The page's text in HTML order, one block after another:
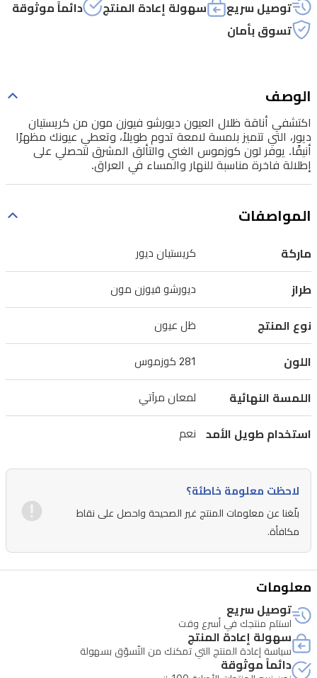
لامعة
تدوم
عيونك
أنيقًا.
يوفر
لون
الغني
المشرق
لتحصلي
على
إطلالة
فاخرة
مناسبة
في
توصيل سريع سهولة إعادة المنتج
دائماً موثوقة
تسوق بأمان
الوصف
اكتشفي أناقة ظلال العيون ديورشو فيوزن مون من كريستيان
ديور، التي تتميز بلمسة لامعة تدوم طويلاً، وتعطي عيونك مظهرًا
أنيقًا. يوفر لون كوزموس الغني والتألق المشرق لتحصلي على
إطلالة فاخرة مناسبة للنهار والمساء في العراق.
المواصفات
ماركة كريستيان ديور
طراز ديورشو فيوزن مون
نوع المنتج ظل عيون
اللون 281 كوزموس
اللمسة النهائية لمعان مرآتي
استخدام طويل الأمد نعم
لاحظت معلومة خاطئة؟
بلّغنا عن معلومات المنتج غير الصحيحة واحصل على نقاط
مكافأة.
معلومات
توصيل سريع
استلم منتجك في أسرع وقت
سهولة إعادة المنتج
سياسة إعادة المنتج التي تمكنك من التّسوّق بسهولة
دائماً موثوقة